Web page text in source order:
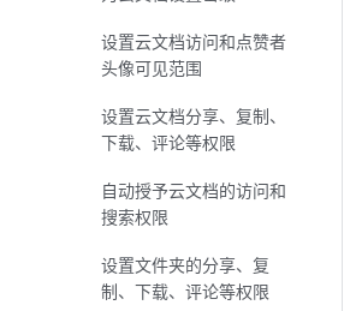
设置云文档访问和点赞者
头像可见范围
设置云文档分享、复制、
下载、评论等权限
自动授予云文档的访问和
搜索权限
设置文件夹的分享、复
制、下载、评论等权限